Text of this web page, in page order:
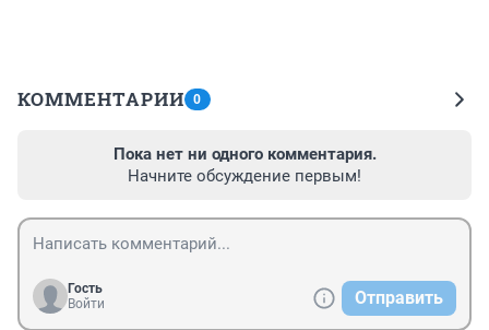
КОММЕНТАРИИ 0
Пока нет ни одного комментария.
Начните обсуждение первым!
Гость
Войти
Отправить